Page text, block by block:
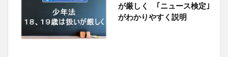
が厳しく ｢ニュース検定｣
がわかりやすく説明